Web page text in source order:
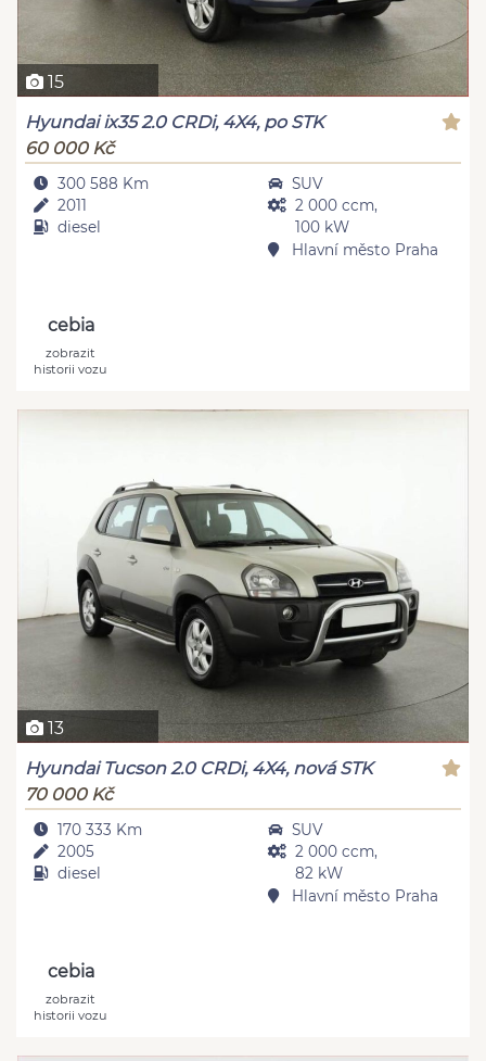
15
Hyundai ix35 2.0 CRDi, 4X4, po STK
60 000 Kč
300 588 Km
2011
diesel
SUV
2 000 ccm,
100 kW
Hlavní město Praha
cebia
zobrazit
historii vozu
13
Hyundai Tucson 2.0 CRDi, 4X4, nová STK
70 000 Kč
170 333 Km
2005
diesel
SUV
2 000 ccm,
82 kW
Hlavní město Praha
cebia
zobrazit
historii vozu